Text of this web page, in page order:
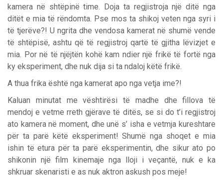
kamera në shtëpinë time. Doja ta regjistroja një ditë nga
ditët e mia të rëndomta. Pse mos ta shikoj veten nga syri i
të tjerëve?! U ngrita dhe vendosa kamerat në shumë vende
të shtëpisë, ashtu që të regjistroj qartë të gjitha lëvizjet e
mia. Por në të njëjtën kohë kam ndier një frikë të fortë nga
ky eksperiment, dhe nuk dija si ta ndaloj këtë frikë.
A thua frika është nga kamerat apo nga vetja ime?!
Kaluan minutat me vështirësi të madhe dhe fillova të
mendoj e vetme rreth gjërave të ditës, se si do t’i regjistroj
ato kamera në moment, dhe unë s’ isha e vetmja kureshtare
për ta parë këtë eksperiment! Shumë nga shoqet e mia
ishin të etura për ta parë eksperimentin, dhe sikur ato po
shikonin një film kinemaje nga lloji i veçantë, nuk e ka
shkruar skenaristi e as nuk aktron askush pos meje!